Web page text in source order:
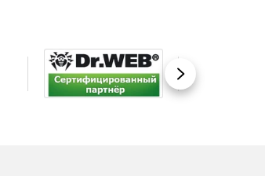
Вперед